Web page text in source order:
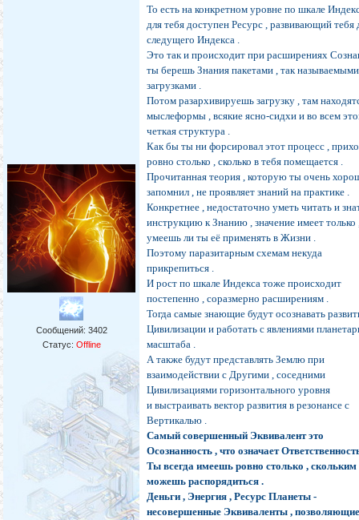
Сообщений: 3402
Статус: Offline
То есть на конкретном уровне по шкале
для тебя доступен Ресурс , развивающий тебя
следущего Индекса .
Это так и происходит при расширениях
ты берешь Знания пакетами , так называемыми
загрузками .
Потом разархивируешь загрузку , там
мыслеформы , всякие ясно-сидхи и во всем
четкая структура .
Как бы ты ни форсировал этот процесс ,
ровно столько , сколько в тебя помещается .
Прочитанная теория , которую ты очень
запомнил , не проявляет знаний на практике .
Конкретнее , недостаточно уметь читать и
инструкцию к Знанию , значение имеет только
умеешь ли ты её применять в Жизни .
Поэтому паразитарным схемам некуда
прикрепиться .
И рост по шкале Индекса тоже происходит
постепенно , соразмерно расширениям .
Тогда самые знающие будут осознавать
Цивилизации и работать с явлениями
масштаба .
А также будут представлять Землю при
взаимодействии с Другими , соседними
Цивилизациями горизонтального уровня
и выстраивать вектор развития в резонансе с
Вертикалью .
Самый совершенный Эквивалент это
Осознанность , что означает
Ты всегда имеешь ровно столько , скольким
можешь распорядиться .
Деньги , Энергия , Ресурс Планеты -
несовершенные Эквиваленты ,